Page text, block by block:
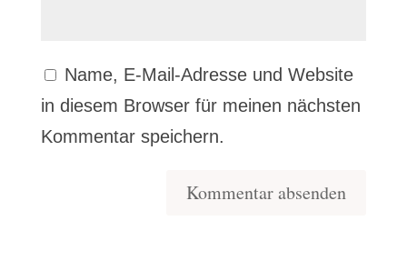
Name, E-Mail-Adresse und Website
in diesem Browser für meinen nächsten
Kommentar speichern.